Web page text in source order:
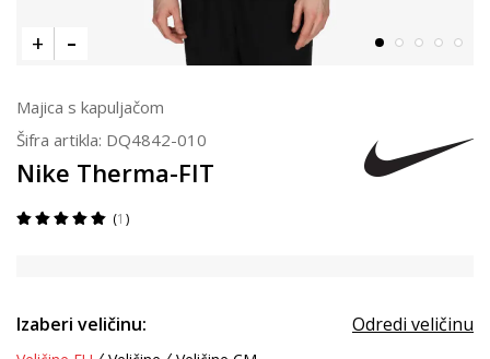
Majica s kapuljačom
Šifra artikla: DQ4842-010
Nike Therma-FIT
1
Izaberi veličinu: Odredi veličinu